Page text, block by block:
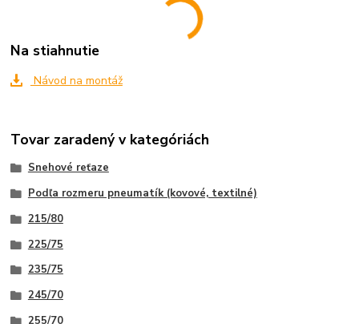
Na stiahnutie
Návod na montáž
Tovar zaradený v kategóriách
Snehové reťaze
Podľa rozmeru pneumatík (kovové, textilné)
215/80
225/75
235/75
245/70
255/70